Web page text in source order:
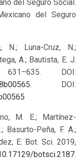
del Seguro Social.
del Seguro
N.; Luna-Cruz, N.;
A.; Bautista, E. J.
DOI:
. DOI:
M. E.; Martínez-
Basurto-Peña, F. A.;
E. Bot. Sci. 2019,
botsci.2187.